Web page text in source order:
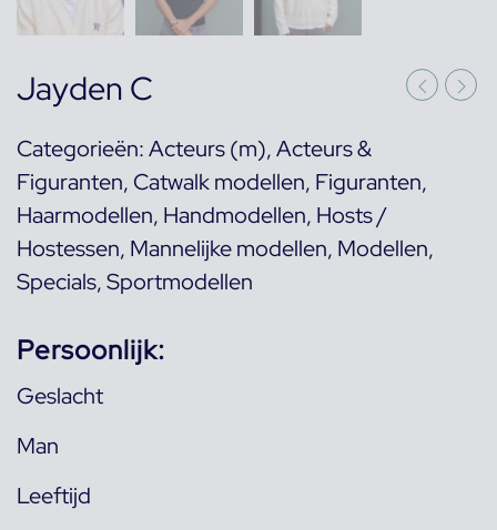
Jayden C
Categorieën:Acteurs (m),Acteurs &
Figuranten, Catwalk modellen, Figuranten,
Haarmodellen, Handmodellen, Hosts /
Hostessen, Mannelijke modellen, Modellen,
Specials,Sportmodellen
Persoonlijk:
Geslacht
Man
Leeftijd